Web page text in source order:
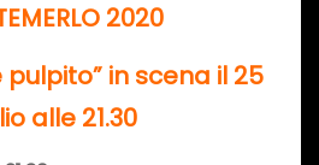
2020
pulpito” in scena il 25
alle 21.30